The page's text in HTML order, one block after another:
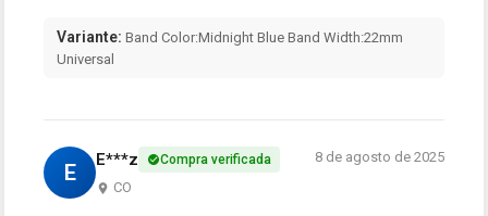
Variante: Band Color:Midnight Blue Band Width:22mm
Universal
E E***z Compra verificada
CO
8 de agosto de 2025